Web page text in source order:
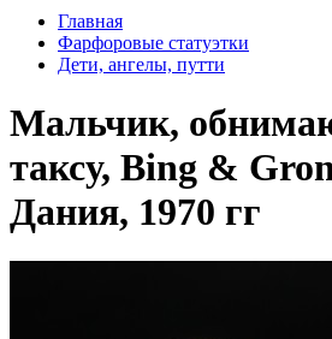
Главная
Фарфоровые статуэтки
Дети, ангелы, путти
Мальчик,
таксу, Bing &
Дания, 1970 гг